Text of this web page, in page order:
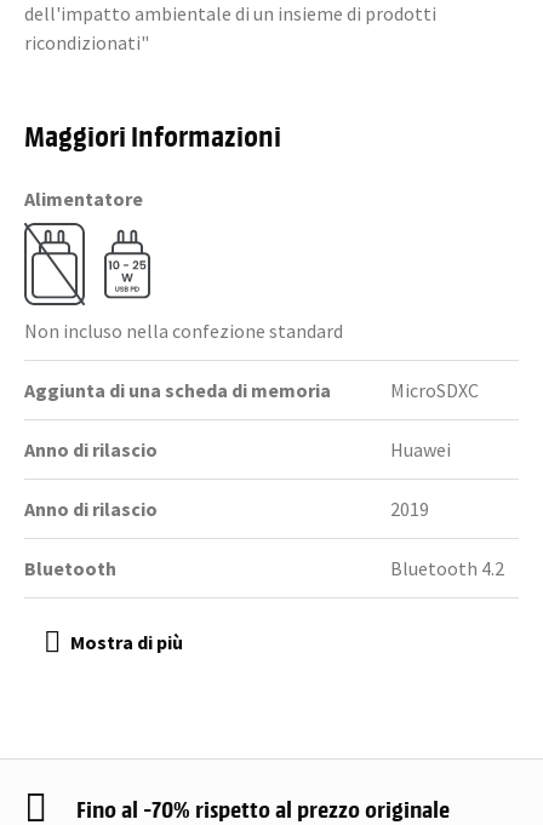
dell'impatto ambientale di un insieme di prodotti
ricondizionati"
Maggiori Informazioni
Alimentatore
Non incluso nella confezione standard
Aggiunta di una scheda di memoria MicroSDXC
Anno di rilascio Huawei
Anno di rilascio 2019
Bluetooth Bluetooth 4.2
Fino al -70% rispetto al prezzo originale